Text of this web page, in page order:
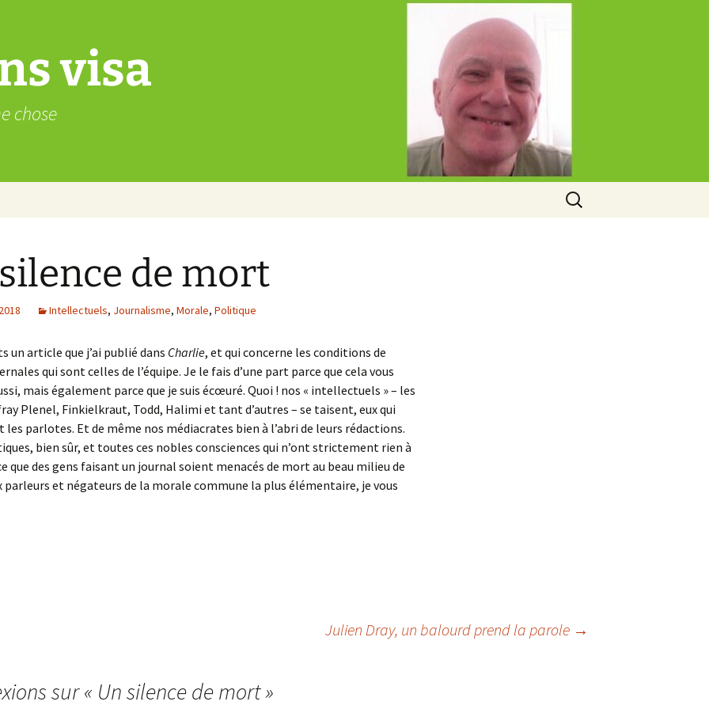
visa
chose
Rechercher :
de mort
Intellectuels, Journalisme, Morale, Politique
un article que j’ai publié dans Charlie, et qui concerne les conditions de
qui sont celles de l’équipe. Je le fais d’une part parce que cela vous
mais également parce que je suis écœuré. Quoi ! nos « intellectuels » – les
Plenel, Finkielkraut, Todd, Halimi et tant d’autres – se taisent, eux qui
parlotes. Et de même nos médiacrates bien à l’abri de leurs rédactions.
bien sûr, et toutes ces nobles consciences qui n’ont strictement rien à
que des gens faisant un journal soient menacés de mort au beau milieu de
parleurs et négateurs de la morale commune la plus élémentaire, je vous
Julien Dray, un balourd prend la parole →
sur « Un silence de mort»